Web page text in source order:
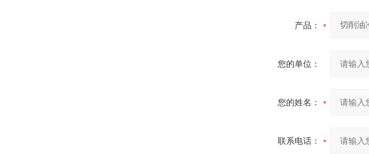
产品：
您的单位：
您的姓名：
联系电话：